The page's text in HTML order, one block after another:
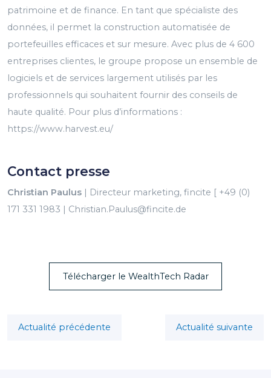
patrimoine et de finance. En tant que spécialiste des
données, il permet la construction automatisée de
portefeuilles efficaces et sur mesure. Avec plus de 4 600
entreprises clientes, le groupe propose un ensemble de
logiciels et de services largement utilisés par les
professionnels qui souhaitent fournir des conseils de
haute qualité. Pour plus d’informations :
https://www.harvest.eu/
Contact presse
Christian Paulus | Directeur marketing, fincite [ +49 (0)
171 331 1983 | Christian.Paulus@fincite.de
Télécharger le WealthTech Radar
Actualité précédente Actualité suivante